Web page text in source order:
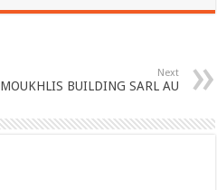
Next
MOUKHLIS BUILDING SARL AU